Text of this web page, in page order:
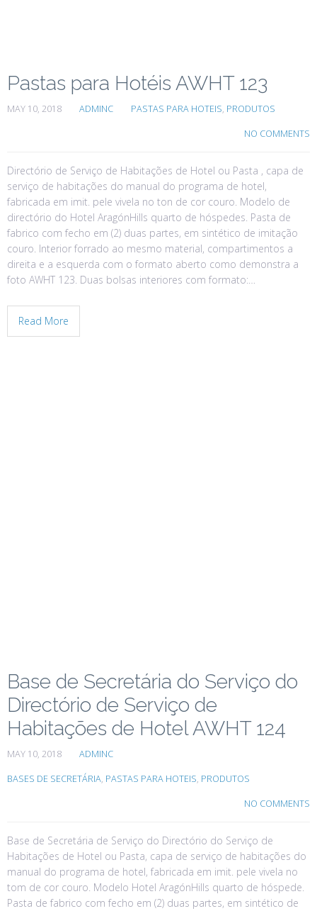
Pastas para Hotéis AWHT 123
MAY 10, 2018 ADMINC PASTAS PARA HOTEIS, PRODUTOS
NO COMMENTS
Directório de Serviço de Habitações de Hotel ou Pasta , capa de
serviço de habitações do manual do programa de hotel,
fabricada em imit. pele vivela no ton de cor couro. Modelo de
directório do Hotel AragónHills quarto de hóspedes. Pasta de
fabrico com fecho em (2) duas partes, em sintético de imitação
couro. Interior forrado ao mesmo material, compartimentos a
direita e a esquerda com o formato aberto como demonstra a
foto AWHT 123. Duas bolsas interiores com formato:…
Read More
Base de Secretária do Serviço do
Directório de Serviço de
Habitações de Hotel AWHT 124
MAY 10, 2018 ADMINC
BASES DE SECRETÁRIA, PASTAS PARA HOTEIS, PRODUTOS
NO COMMENTS
Base de Secretária de Serviço do Directório do Serviço de
Habitações de Hotel ou Pasta, capa de serviço de habitações do
manual do programa de hotel, fabricada em imit. pele vivela no
tom de cor couro. Modelo Hotel AragónHills quarto de hóspede.
Pasta de fabrico com fecho em (2) duas partes, em sintético de